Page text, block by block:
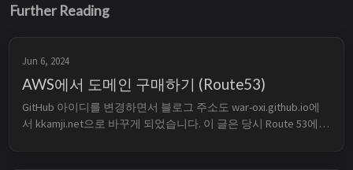
Further Reading
Jun 6, 2024
AWS에서 도메인 구매하기 (Route53)
GitHub 아이디를 변경하면서 블로그 주소도 war-oxi.github.io에
서 kkamji.net으로 바꾸게 되었습니다. 이 글은 당시 Route 53에